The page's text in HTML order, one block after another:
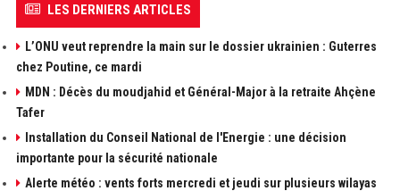
LES DERNIERS ARTICLES
L’ONU veut reprendre la main sur le dossier ukrainien : Guterres
chez Poutine, ce mardi
MDN : Décès du moudjahid et Général-Major à la retraite Ahçène
Tafer
Installation du Conseil National de l'Energie : une décision
importante pour la sécurité nationale
Alerte météo : vents forts mercredi et jeudi sur plusieurs wilayas